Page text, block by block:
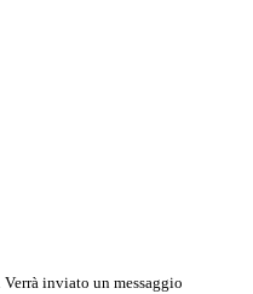
Verrà inviato un messaggio